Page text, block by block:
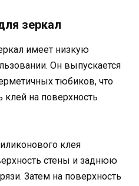
зеркал
имеет низкую
Он выпускается
тюбиков, что
клей на поверхность
клея
стены и заднюю
Затем на поверхность